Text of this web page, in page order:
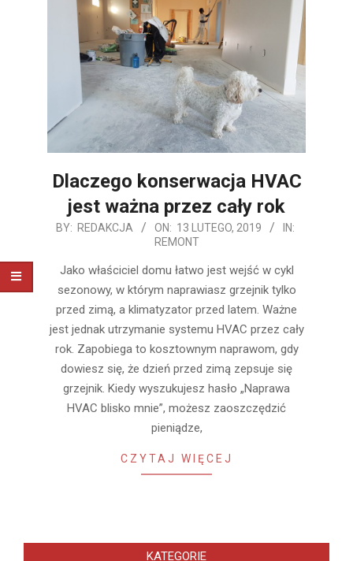
Dlaczego konserwacja HVAC
jest ważna przez cały rok
2019-
BY: REDAKCJA ON: 13 LUTEGO, 2019
IN:
REMONT
Jako właściciel domu łatwo jest wejść w cykl
sezonowy, w którym naprawiasz grzejnik tylko
przed zimą, a klimatyzator przed latem. Ważne
jest jednak utrzymanie systemu HVAC przez cały
rok. Zapobiega to kosztownym naprawom, gdy
dowiesz się, że dzień przed zimą zepsuje się
grzejnik. Kiedy wyszukujesz hasło „Naprawa
HVAC blisko mnie”, możesz zaoszczędzić
pieniądze,
CZYTAJ WIĘCEJ
KATEGORIE